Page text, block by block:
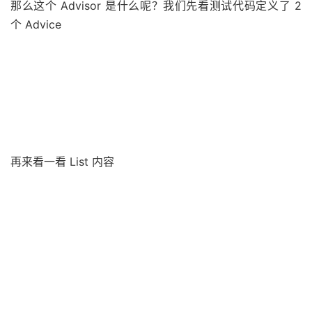
直接使用，原因很简单，实例化第一个对象的时候我们需要
知道它是否被代理了，既然要检测那么我们肯定需要先做